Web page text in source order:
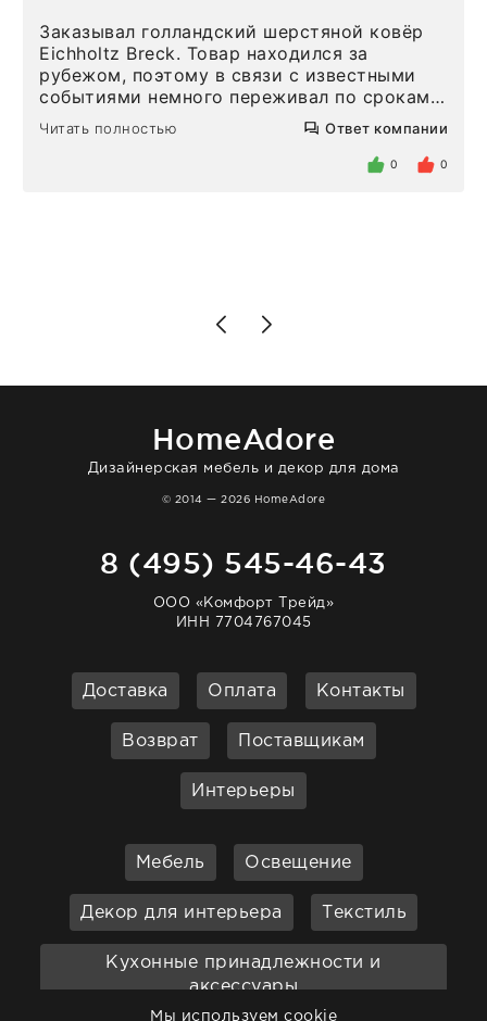
Заказывал голландский шерстяной ковёр
Eichholtz Breck. Товар находился за
рубежом, поэтому в связи с известными
событиями немного переживал по срокам.
Но homeadore привезли ровно в
определенное в договоре время, без
то качество выше всяких похвал. Выглядит
Читать полностью Ответ компании
0 0
HomeAdore
Дизайнерская мебель и декор для дома
© 2014 — 2026 HomeAdore
8 (495) 545-46-43
ООО «Комфорт Трейд»
ИНН 7704767045
Доставка Оплата Контакты
Возврат Поставщикам
Интерьеры
Мебель Освещение
Декор для интерьера Текстиль
Кухонные принадлежности и
аксессуары
Мы используем cookie